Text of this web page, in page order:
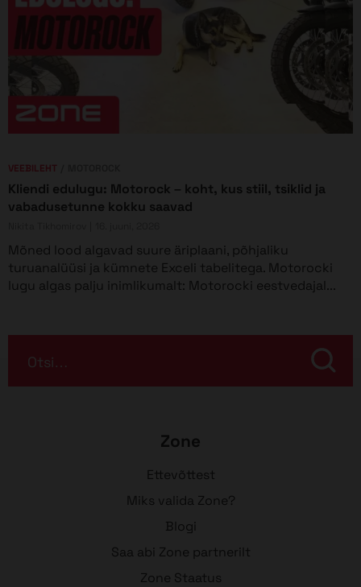
VEEBILEHT
Kliendi edulugu: Motorock – koht, kus stiil, tsiklid ja
vabadusetunne kokku saavad
Mõned lood algavad suure äriplaani, põhjaliku
turuanalüüsi ja kümnete Exceli tabelitega. Motorocki
lugu algas palju inimlikumalt: Motorocki eestvedajal...
Otsi…
Zone
Ettevõttest
Miks valida Zone?
Blogi
Saa abi Zone partnerilt
Zone Staatus